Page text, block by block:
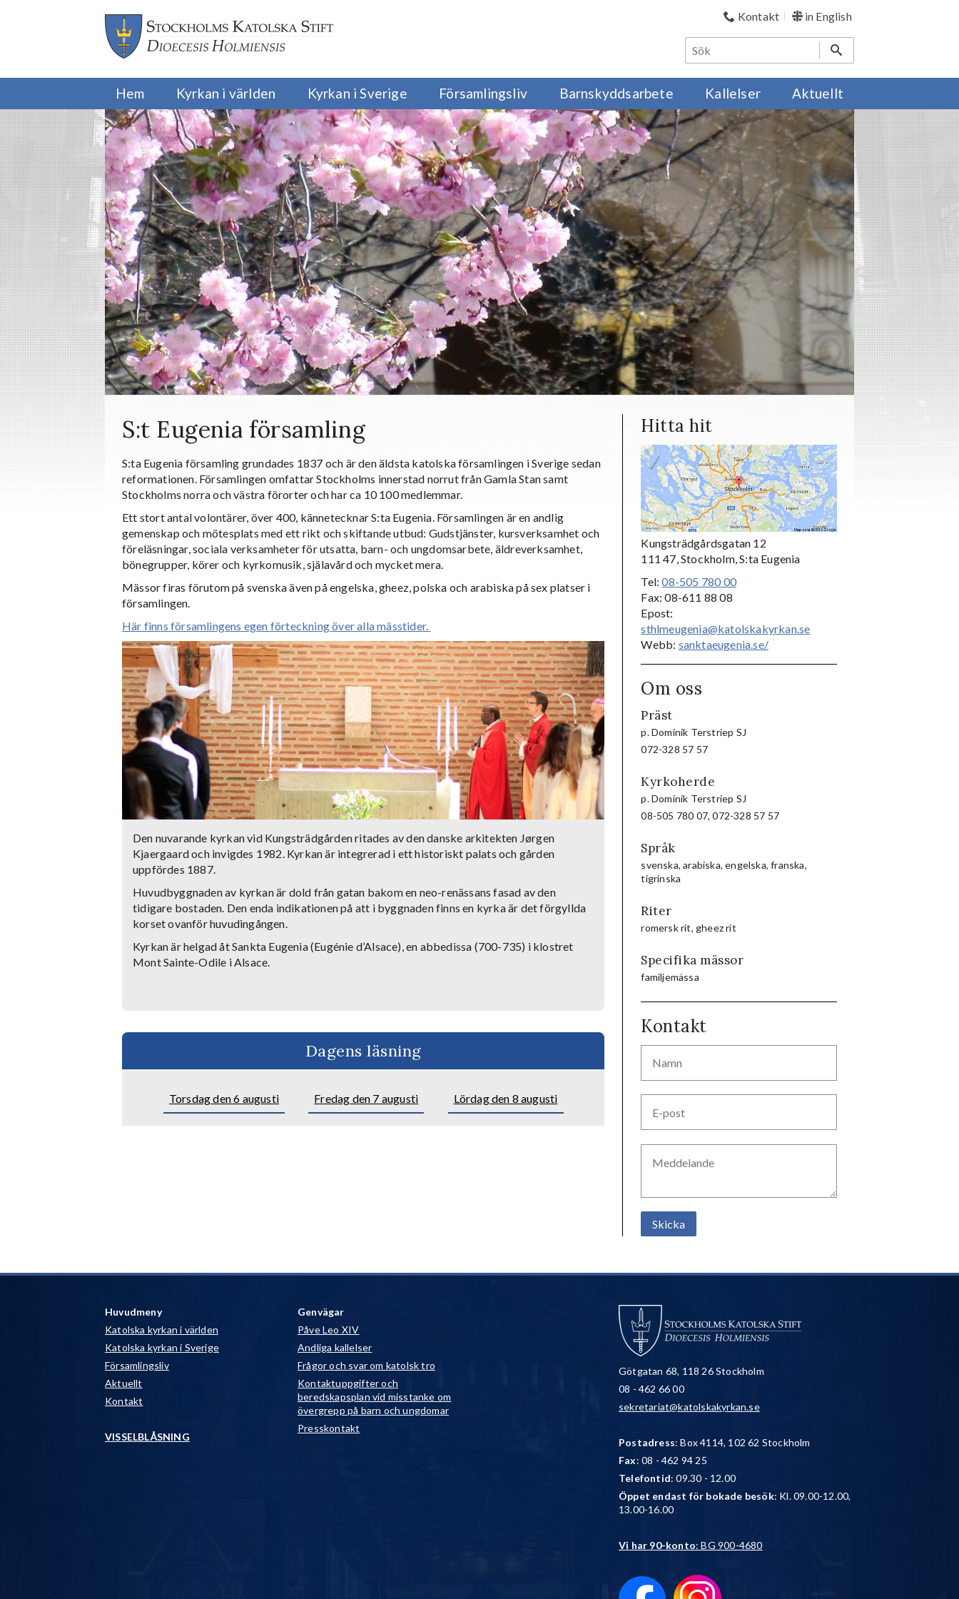
Kontakt in English
Hem Kyrkan i världen Kyrkan i Sverige Församlingsliv Barnskyddsarbete Kallelser Aktuellt
S:t Eugenia församling
S:ta Eugenia församling grundades 1837 och är den äldsta katolska församlingen i Sverige sedan
reformationen. Församlingen omfattar Stockholms innerstad norrut från Gamla Stan samt
Stockholms norra och västra förorter och har ca 10 100 medlemmar.
Ett stort antal volontärer, över 400, kännetecknar S:ta Eugenia. Församlingen är en andlig
gemenskap och mötesplats med ett rikt och skiftande utbud: Gudstjänster, kursverksamhet och
föreläsningar, sociala verksamheter för utsatta, barn- och ungdomsarbete, äldreverksamhet,
bönegrupper, körer och kyrkomusik, själavård och mycket mera.
Mässor firas förutom på svenska även på engelska, gheez, polska och arabiska på sex platser i
församlingen.
Här finns församlingens egen förteckning över alla mässtider.
Hitta hit
Kungsträdgårdsgatan 12
111 47, Stockholm, S:ta Eugenia
Tel:08-505 780 00
Fax: 08-611 88 08
Epost:
sthlmeugenia@katolskakyrkan.se
Webb: sanktaeugenia.se/
Om oss
Präst
p. Dominik Terstriep SJ
072-328 57 57
Kyrkoherde
p. Dominik Terstriep SJ
08-505 780 07, 072-328 57 57
Språk
svenska, arabiska, engelska, franska,
tigrinska
Riter
romersk rit, gheez rit
Specifika mässor
familjemässa
Kontakt
Den nuvarande kyrkan vid Kungsträdgården ritades av den danske arkitekten Jørgen
Kjaergaard och invigdes 1982. Kyrkan är integrerad i ett historiskt palats och gården
uppfördes 1887.
Huvudbyggnaden av kyrkan är dold från gatan bakom en neo-renässans fasad av den
tidigare bostaden. Den enda indikationen på att i byggnaden finns en kyrka är det förgyllda
korset ovanför huvudingången.
Kyrkan är helgad åt Sankta Eugenia (Eugénie d’Alsace), en abbedissa (700-735) i klostret
Mont Sainte-Odile i Alsace.
Dagens läsning
Torsdag den 6 augusti Fredag den 7 augusti Lördag den 8 augusti
Huvudmeny
Katolska kyrkan i världen
Katolska kyrkan i Sverige
Församlingsliv
Aktuellt
Kontakt
VISSELBLÅSNING
Genvägar
Påve Leo XIV
Andliga kallelser
Frågor och svar om katolsk tro
Kontaktuppgifter och
beredskapsplan vid misstanke om
övergrepp på barn och ungdomar
Presskontakt
Götgatan 68, 118 26 Stockholm
08 - 462 66 00
sekretariat@katolskakyrkan.se
Postadress: Box 4114, 102 62 Stockholm
Fax: 08 - 462 94 25
Telefontid: 09.30 - 12.00
Öppet endast för bokade besök: Kl. 09.00-12.00,
13.00-16.00
Vi har 90-konto: BG 900-4680